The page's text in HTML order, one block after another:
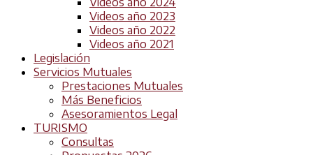
Videos año 2023
Videos año 2022
Videos año 2021
Legislación
Servicios Mutuales
Prestaciones Mutuales
Más Beneficios
Asesoramientos Legal
TURISMO
Consultas